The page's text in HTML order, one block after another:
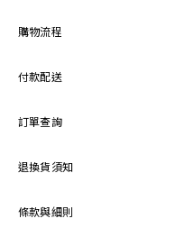
購物流程
付款配送
訂單查詢
退換貨須知
條款與細則